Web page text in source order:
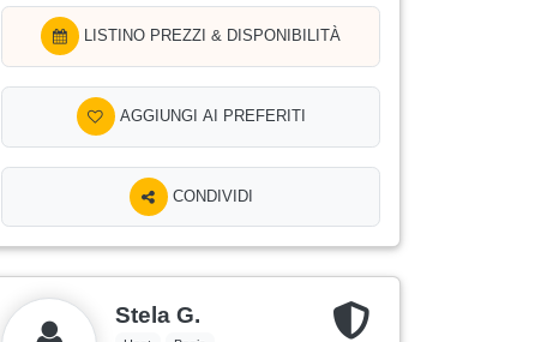
LISTINO PREZZI & DISPONIBILITÀ
AGGIUNGI AI PREFERITI
CONDIVIDI
Stela G.